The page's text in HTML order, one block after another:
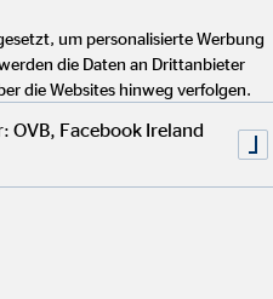
und eine erfüllende
dann ist die Tätigkeit als
Richtige für dich. Dein
bei uns kommen kannst.
9-to-5 Job hast und
aber trotzdem mit
zusammenarbeiten
um personalisierte Werbung
die Daten an Drittanbieter
die Websites hinweg verfolgen.
OVB, Facebook Ireland